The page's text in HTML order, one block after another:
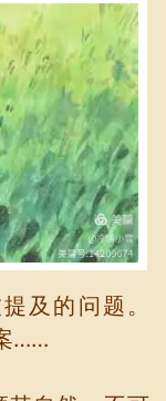
及的问题。
……